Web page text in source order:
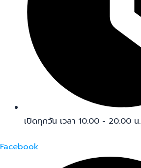
เปิดทุกวัน เวลา 10:00 - 20:00 น.
Facebook